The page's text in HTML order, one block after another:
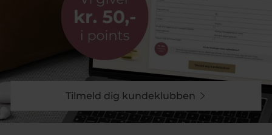
Kombinér for Et Personligt Præg
Med midterringene fra Collector-kollektionen kan du
skabe en ring, der er lige så unik som dig. Kombinér
flere midterringe med yderringe for at skabe en stil,
der er helt din egen. Dette gør det muligt for dig at
tilpasse dit smykke til enhver lejlighed, fra
Køb Collectorringe Midterringe hos
Pind J. Design
Tilmeld dig kundeklubben